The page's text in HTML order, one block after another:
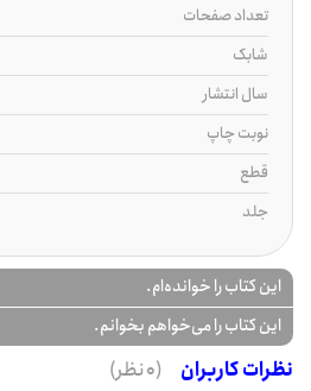
تعداد صفحات
شابک
سال انتشار
نوبت چاپ
قطع
جلد
این کتاب را خوانده‌ام.
این کتاب را می‌خواهم بخوانم.
نظرات کاربران
(0 نظر)